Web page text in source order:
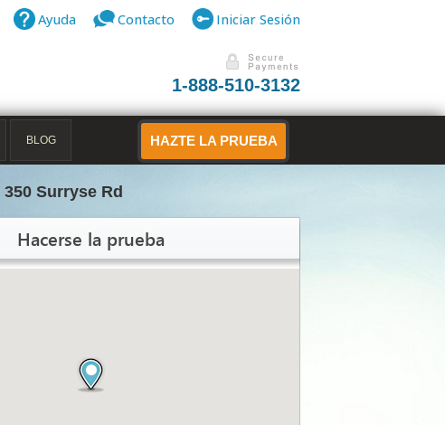
Ayuda Contacto Iniciar Sesión
1-888-510-3132
BLOG HAZTE LA PRUEBA
350 Surryse Rd
Hacerse la prueba